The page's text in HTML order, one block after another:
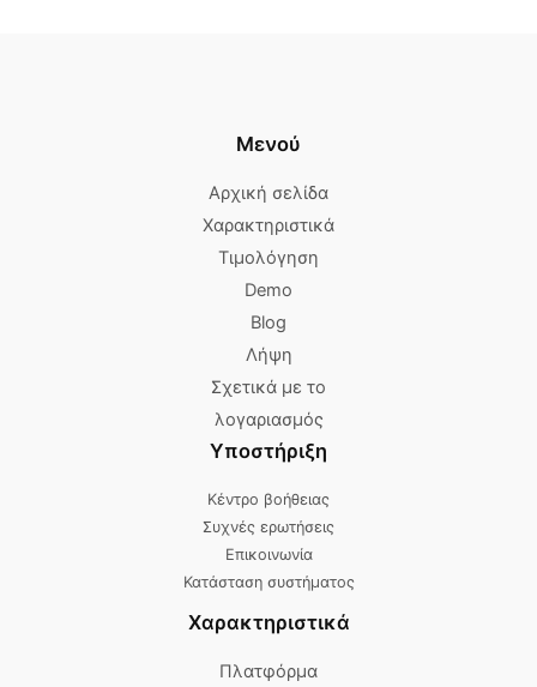
Μενού
Αρχική σελίδα
Χαρακτηριστικά
Τιμολόγηση
Demo
Blog
Λήψη
Σχετικά με το
λογαριασμός
Υποστήριξη
Κέντρο βοήθειας
Συχνές ερωτήσεις
Επικοινωνία
Κατάσταση συστήματος
Χαρακτηριστικά
Πλατφόρμα